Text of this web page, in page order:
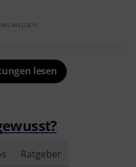
MELDEN
lesen
Ratgeber